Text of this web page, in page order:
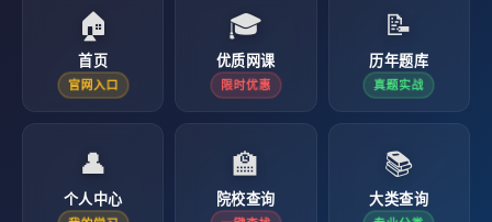
🏠
首页
官网入口
🎓
优质网课
限时优惠
📝
历年题库
真题实战
👤
个人中心
🏫
院校查询
📚
大类查询